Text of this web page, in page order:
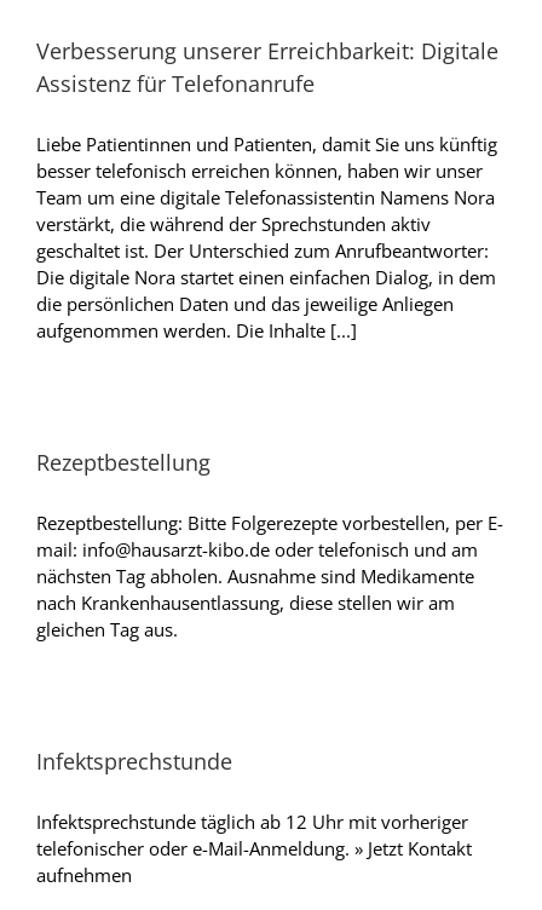
Verbesserung unserer Erreichbarkeit: Digitale
Assistenz für Telefonanrufe
Liebe Patientinnen und Patienten, damit Sie uns künftig
besser telefonisch erreichen können, haben wir unser
Team um eine digitale Telefonassistentin Namens Nora
verstärkt, die während der Sprechstunden aktiv
geschaltet ist. Der Unterschied zum Anrufbeantworter:
Die digitale Nora startet einen einfachen Dialog, in dem
die persönlichen Daten und das jeweilige Anliegen
aufgenommen werden. Die Inhalte [...]
Rezeptbestellung
Rezeptbestellung: Bitte Folgerezepte vorbestellen, per E-
mail: info@hausarzt-kibo.de oder telefonisch und am
nächsten Tag abholen. Ausnahme sind Medikamente
nach Krankenhausentlassung, diese stellen wir am
gleichen Tag aus.
Infektsprechstunde
Infektsprechstunde täglich ab 12 Uhr mit vorheriger
telefonischer oder e-Mail-Anmeldung. » Jetzt Kontakt
aufnehmen